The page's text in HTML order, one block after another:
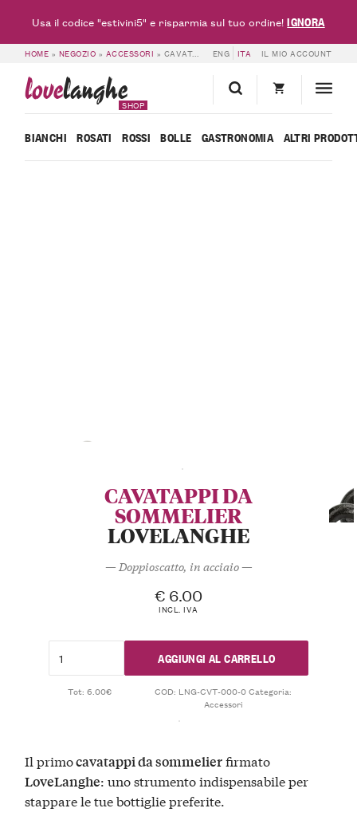
HOME » NEGOZIO » ACCESSORI » CAVATAPPI DA SOMMELIER LOVELANGHE ENG ITA IL MIO ACCOUNT
lovelanghe
SHOP
BIANCHI ROSATI ROSSI BOLLE GASTRONOMIA ALTRI
CAVATAPPI DA
SOMMELIER
LOVELANGHE
— Doppioscatto, in acciaio —
€ 6.00
INCL. IVA
AGGIUNGI AL CARRELLO
Tot: 6.00€ COD: LNG-CVT-000-0Categoria:
Accessori
Il primocavatappi da sommelierfirmato
LoveLanghe: uno strumento indispensabile per
stappare le tue bottiglie preferite.
Usa il codice "estivini5" e risparmia sul tuo ordine!IGNORA